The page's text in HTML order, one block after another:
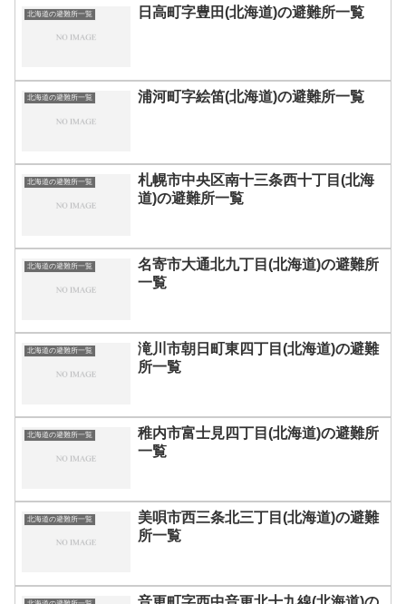
北海道の避難所一覧 日高町字豊田(北海道)の避難所一覧
北海道の避難所一覧 浦河町字絵笛(北海道)の避難所一覧
北海道の避難所一覧
札幌市中央区南十三条西十丁目(北海
道)の避難所一覧
北海道の避難所一覧
名寄市大通北九丁目(北海道)の避難所
一覧
北海道の避難所一覧
滝川市朝日町東四丁目(北海道)の避難
所一覧
北海道の避難所一覧
稚内市富士見四丁目(北海道)の避難所
一覧
北海道の避難所一覧
美唄市西三条北三丁目(北海道)の避難
所一覧